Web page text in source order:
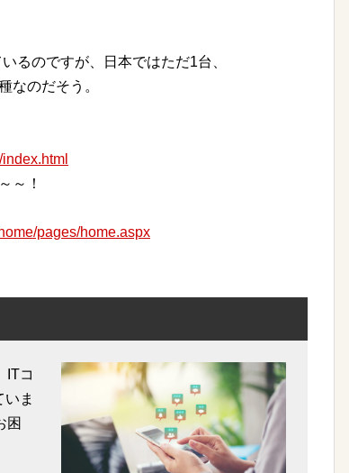
るのですが、日本ではただ1台、
なのだそう。
～！
pages/home.aspx
ITコ
ま
困